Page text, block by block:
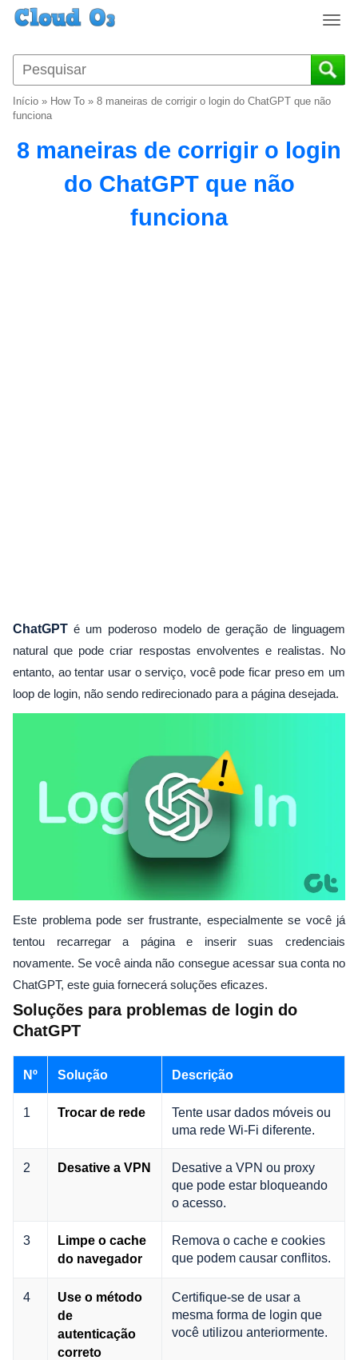
T
g
g
a
v
Início » How To » 8 maneiras de corrigir o login do ChatGPT que não
funciona
8 maneiras de corrigir o login
do ChatGPT que não
funciona
ChatGPT é um poderoso modelo de geração de linguagem
natural que pode criar respostas envolventes e realistas. No
entanto, ao tentar usar o serviço, você pode ficar preso em um
loop de login, não sendo redirecionado para a página desejada.
Este problema pode ser frustrante, especialmente se você já
tentou recarregar a página e inserir suas credenciais
novamente. Se você ainda não consegue acessar sua conta no
ChatGPT, este guia fornecerá soluções eficazes.
Soluções para problemas de login do
ChatGPT
Nº Solução Descrição
1 Trocar de rede
Tente usar dados móveis ou
uma rede Wi-Fi diferente.
2 Desative a VPN
Desative a VPN ou proxy
que pode estar bloqueando
o acesso.
3
Limpe o cache
do navegador
Remova o cache e cookies
que podem causar conflitos.
4
Use o método
de
autenticação
correto
Certifique-se de usar a
mesma forma de login que
você utilizou anteriormente.